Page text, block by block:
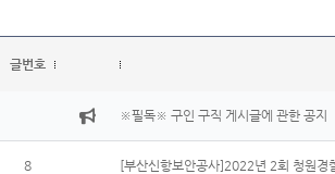
글번호
※필독※ 구인 구직 게시글에 관한 공지
8 [부산신항보안공사]2022년 2회 청원경